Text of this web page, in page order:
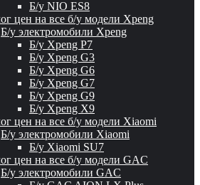
Б/у NIO ES8
цен на все б/у модели Xpeng
Б/у электромобили Xpeng
Б/у Xpeng P7
Б/у Xpeng G3
Б/у Xpeng G6
Б/у Xpeng G7
Б/у Xpeng G9
Б/у Xpeng X9
цен на все б/у модели Xiaomi
Б/у электромобили Xiaomi
Б/у Xiaomi SU7
цен на все б/у модели GAC
Б/у электромобили GAC